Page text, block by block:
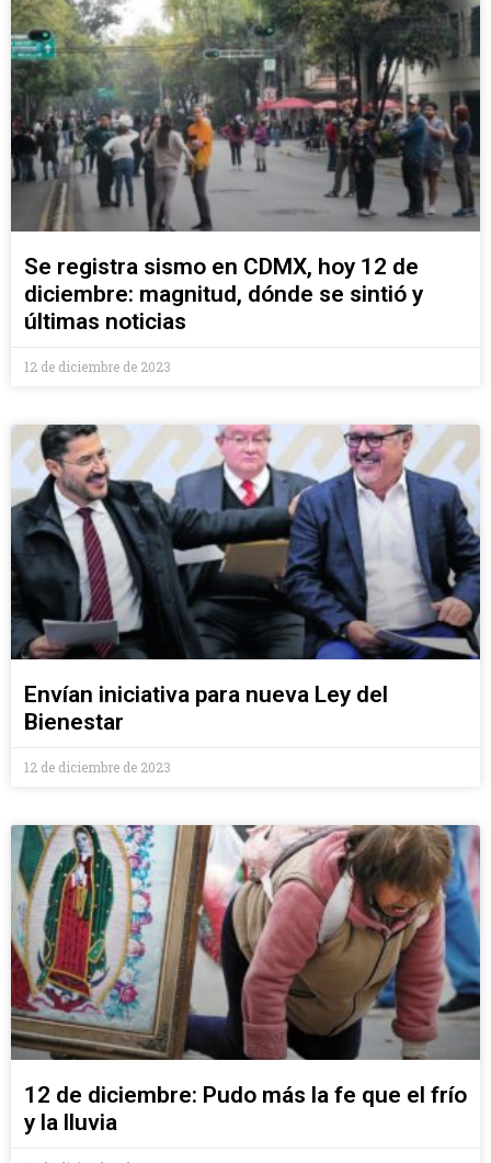
Se registra sismo en CDMX, hoy 12 de
diciembre: magnitud, dónde se sintió y
últimas noticias
12 de diciembre de 2023
Envían iniciativa para nueva Ley del
Bienestar
12 de diciembre de 2023
12 de diciembre: Pudo más la fe que el frío
y la lluvia